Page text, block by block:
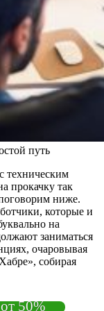
путь
техническим
прокачку так
ниже.
которые и
на
заниматься
очаровывая
собирая
50%